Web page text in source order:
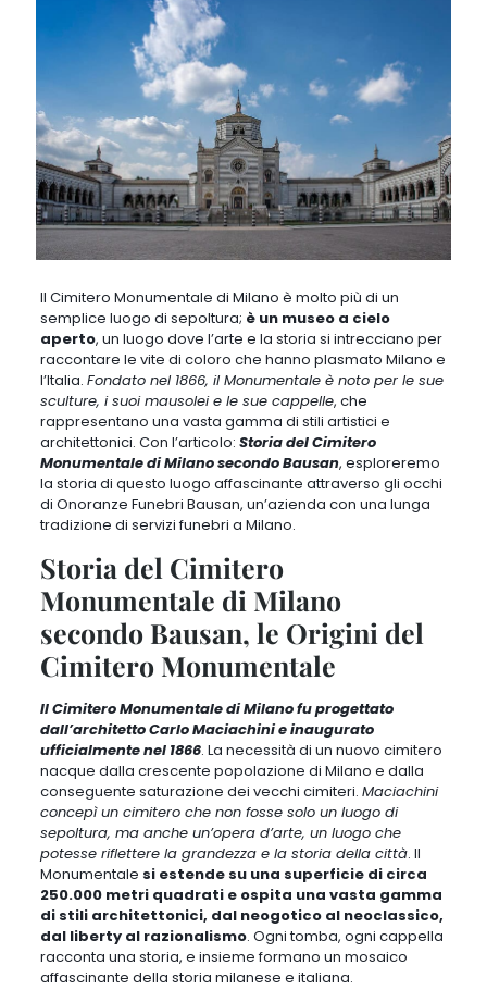
Il Cimitero Monumentale di Milano è molto più di un
semplice luogo di sepoltura; è un museo a cielo
aperto, un luogo dove l’arte e la storia si intrecciano per
raccontare le vite di coloro che hanno plasmato Milano e
l’Italia. Fondato nel 1866, il Monumentale è noto per le sue
sculture, i suoi mausolei e le sue cappelle, che
rappresentano una vasta gamma di stili artistici e
architettonici. Con l’articolo: Storia del Cimitero
Monumentale di Milano secondo Bausan, esploreremo
la storia di questo luogo affascinante attraverso gli occhi
di Onoranze Funebri Bausan, un’azienda con una lunga
tradizione di servizi funebri a Milano.
Storia del Cimitero
Monumentale di Milano
secondo Bausan, le Origini del
Cimitero Monumentale
Il Cimitero Monumentale di Milano fu progettato
dall’architetto Carlo Maciachini e inaugurato
ufficialmente nel 1866. La necessità di un nuovo cimitero
nacque dalla crescente popolazione di Milano e dalla
conseguente saturazione dei vecchi cimiteri. Maciachini
concepì un cimitero che non fosse solo un luogo di
sepoltura, ma anche un’opera d’arte, un luogo che
potesse riflettere la grandezza e la storia della città. Il
Monumentale si estende su una superficie di circa
250.000 metri quadrati e ospita una vasta gamma
di stili architettonici, dal neogotico al neoclassico,
dal liberty al razionalismo. Ogni tomba, ogni cappella
racconta una storia, e insieme formano un mosaico
affascinante della storia milanese e italiana.